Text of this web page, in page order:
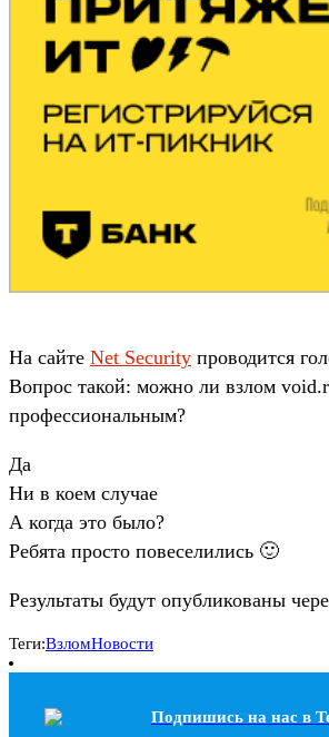
На сайте Net Security проводится
Вопрос такой: можно ли взлом
профессиональным?
Да
Ни в коем случае
А когда это было?
Ребята просто повеселились 🙂
Результаты будут опубликованы
Теги:ВзломНовости
Подпишись на наc в